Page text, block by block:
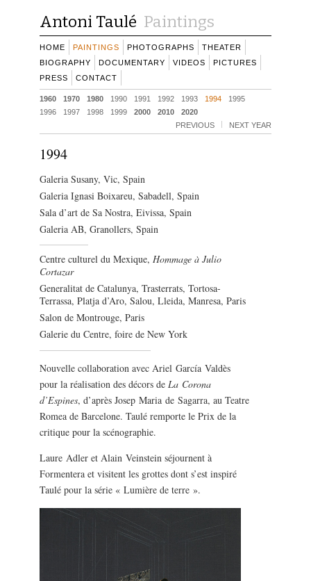
Antoni Taulé Paintings
HOME PAINTINGS PHOTOGRAPHS
THEATER
BIOGRAPHY
DOCUMENTARY VIDEOS
PICTURES
PRESS
CONTACT
1960 1970 1980 1990 1991 1992 1993 1994
1995
1996
1997 1998 1999 2000 2010
2020
PREVIOUS
NEXT YEAR
1994
Galeria Susany, Vic, Spain
Galeria Ignasi Boixareu, Sabadell, Spain
Sala d’art de Sa Nostra, Eivissa, Spain
Galeria AB, Granollers, Spain
Centre culturel du Mexique, Hommage à Julio
Cortazar
Generalitat de Catalunya, Trasterrats, Tortosa-
Terrassa, Platja d’Aro, Salou, Lleida, Manresa, Paris
Salon de Montrouge, Paris
Galerie du Centre, foire de New York
Nouvelle collaboration avec Ariel García Valdès
pour la réalisation des décors de La Corona
d’Espines, d’après Josep Maria de Sagarra, au Teatre
Romea de Barcelone. Taulé remporte le Prix de la
critique pour la scénographie.
Laure Adler et Alain Veinstein séjournent à
Formentera et visitent les grottes dont s’est inspiré
Taulé pour la série « Lumière de terre ».